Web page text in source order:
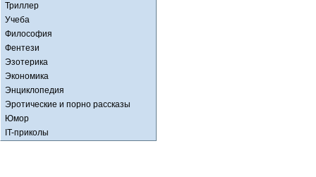
Триллер
Учеба
Философия
Фентези
Эзотерика
Экономика
Энциклопедия
Эротические и порно рассказы
Юмор
IT-приколы